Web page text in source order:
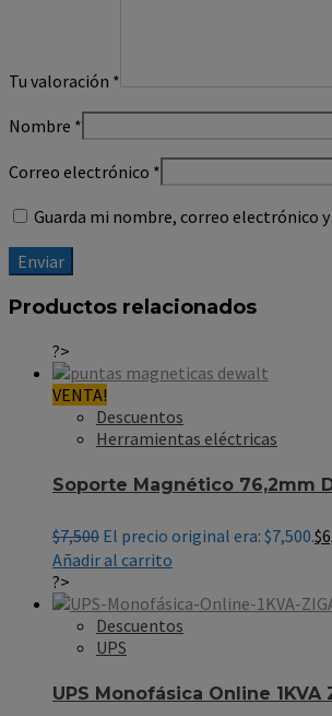
Tu valoración *
Nombre *
Correo electrónico *
Guarda mi nombre, correo electrónico
Productos relacionados
?>
VENTA!
Descuentos
Herramientas eléctricas
Soporte Magnético 76,2mm
$7,500 El precio original era: $7,500.$
Añadir al carrito
?>
Descuentos
UPS
UPS Monofásica Online 1KVA